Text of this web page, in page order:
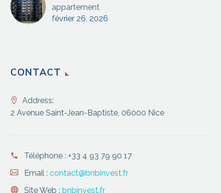
appartement
février 26, 2026
CONTACT
Address:
2 Avenue Saint-Jean-Baptiste, 06000 Nice
Téléphone : +33 4 93 79 90 17
Email : contact@bnbinvest.fr
Site Web : bnbinvest.fr